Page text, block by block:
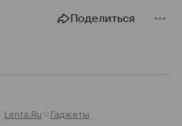
Поделиться
Lenta.Ru Гаджеты